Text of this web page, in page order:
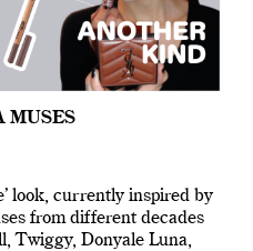
MUSES
look, currently inspired by
from different decades
Twiggy, Donyale Luna,